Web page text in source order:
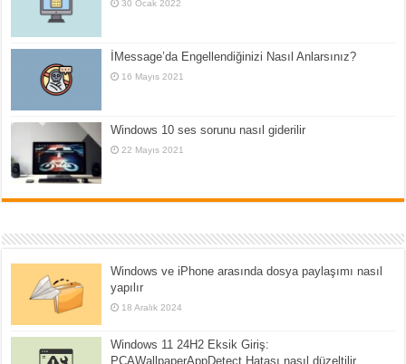
30 Ocak 2022
İMessage’da Engellendiğinizi Nasıl Anlarsınız?
16 Mayıs 2021
Windows 10 ses sorunu nasıl giderilir
22 Mayıs 2021
Windows ve iPhone arasında dosya paylaşımı nasıl
yapılır
18 Aralık 2024
Windows 11 24H2 Eksik Giriş:
PCAWallpaperAppDetect Hatası nasıl düzeltilir